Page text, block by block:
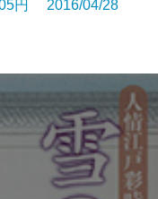
円 2016/04/28